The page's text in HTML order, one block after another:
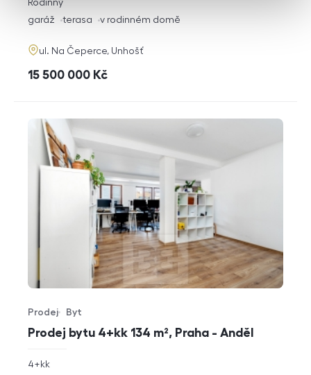
rozměry
dispozice
Rodinný
funkce
garáž terasa v rodinném domě
adresa
ul. Na Čeperce, Unhošť
cena
15 500 000 Kč
Prodej bytu 4+kk 134 m², Praha - Anděl
Typ nabídky
Prodej
Typ nemovitosti
Byt
rozměry
4+kk